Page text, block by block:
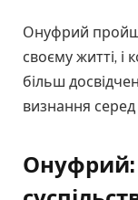
Онуфрий
своєму житті, і
більш
визнання серед
Онуфрий: